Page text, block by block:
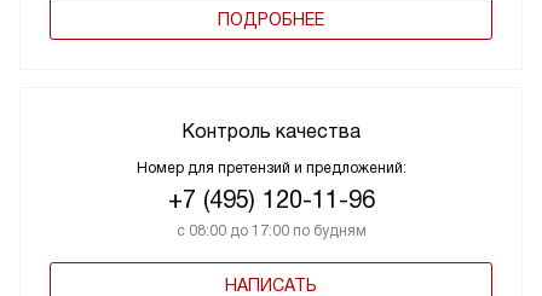
ПОДРОБНЕЕ
Контроль качества
Номер для претензий и предложений:
+7 (495) 120-11-96
с 08:00 до 17:00 по будням
НАПИСАТЬ